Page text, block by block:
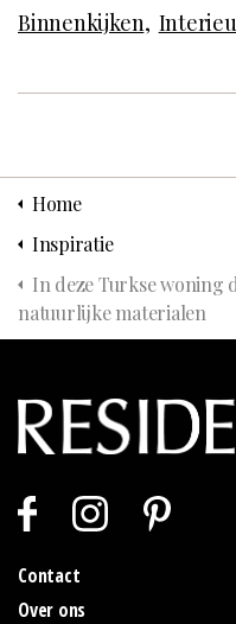
Binnenkijken
Home
Inspiratie
In deze Turkse woning
natuurlijke materialen
Contact
Over ons